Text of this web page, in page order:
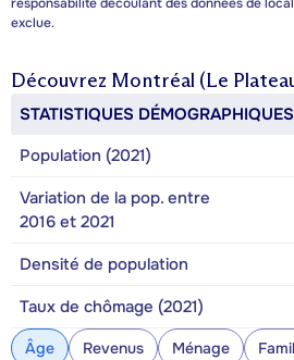
responsabilité découlant des données de
exclue.
Découvrez Montréal (Le
STATISTIQUES DÉMOGRAPHIQUES
Population (2021)
Variation de la pop. entre
2016 et 2021
Densité de population
Taux de chômage (2021)
Âge Revenus Ménage